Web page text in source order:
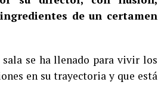
de un certamen
se ha llenado para vivir los
en su trayectoria y que está